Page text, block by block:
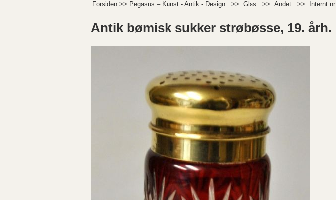
Forsiden >> Pegasus – Kunst - Antik - Design >> Glas >> Andet >> Internt
Antik bømisk sukker strøbøsse, 19. årh.